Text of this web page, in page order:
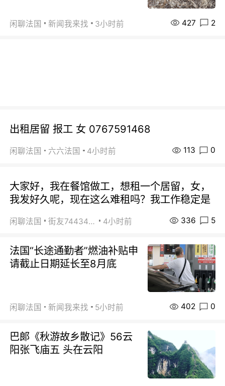
闲聊法国 新闻我来找 3小时前 427 2
出租居留 报工 女 0767591468
闲聊法国 六六法国 4小时前 113 0
大家好，我在餐馆做工，想租一个居留，女，
我发好久呢，现在这么难租吗？我工作稳定是
闲聊法国 街友74434350 4小时前 336 5
法国“长途通勤者”燃油补贴申
请截止日期延长至8月底
闲聊法国 新闻我来找 5小时前 402 0
巴郞《秋游故乡散记》56云
阳张飞庙五 头在云阳